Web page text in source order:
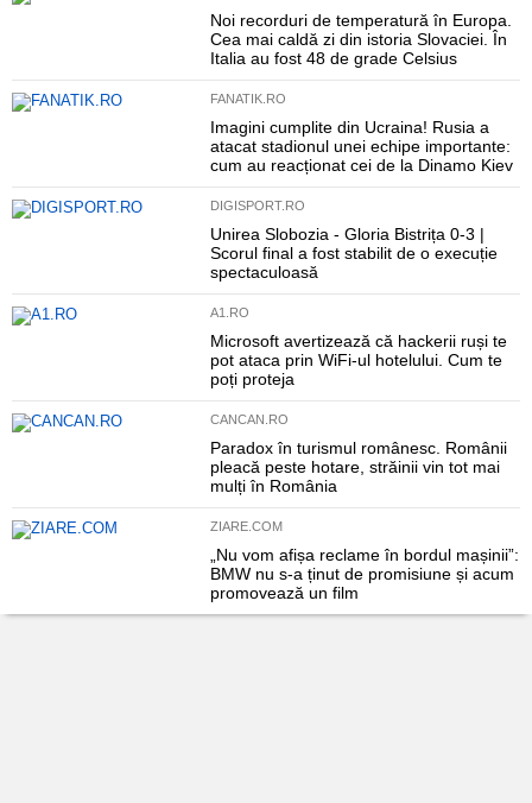
Noi recorduri de temperatură în Europa.
Cea mai caldă zi din istoria Slovaciei. În
Italia au fost 48 de grade Celsius
FANATIK.RO
Imagini cumplite din Ucraina! Rusia a
atacat stadionul unei echipe importante:
cum au reacționat cei de la Dinamo Kiev
DIGISPORT.RO
Unirea Slobozia - Gloria Bistrița 0-3 |
Scorul final a fost stabilit de o execuție
spectaculoasă
A1.RO
Microsoft avertizează că hackerii ruși te
pot ataca prin WiFi-ul hotelului. Cum te
poți proteja
CANCAN.RO
Paradox în turismul românesc. Românii
pleacă peste hotare, străinii vin tot mai
mulți în România
ZIARE.COM
„Nu vom afișa reclame în bordul mașinii”:
BMW nu s-a ținut de promisiune și acum
promovează un film